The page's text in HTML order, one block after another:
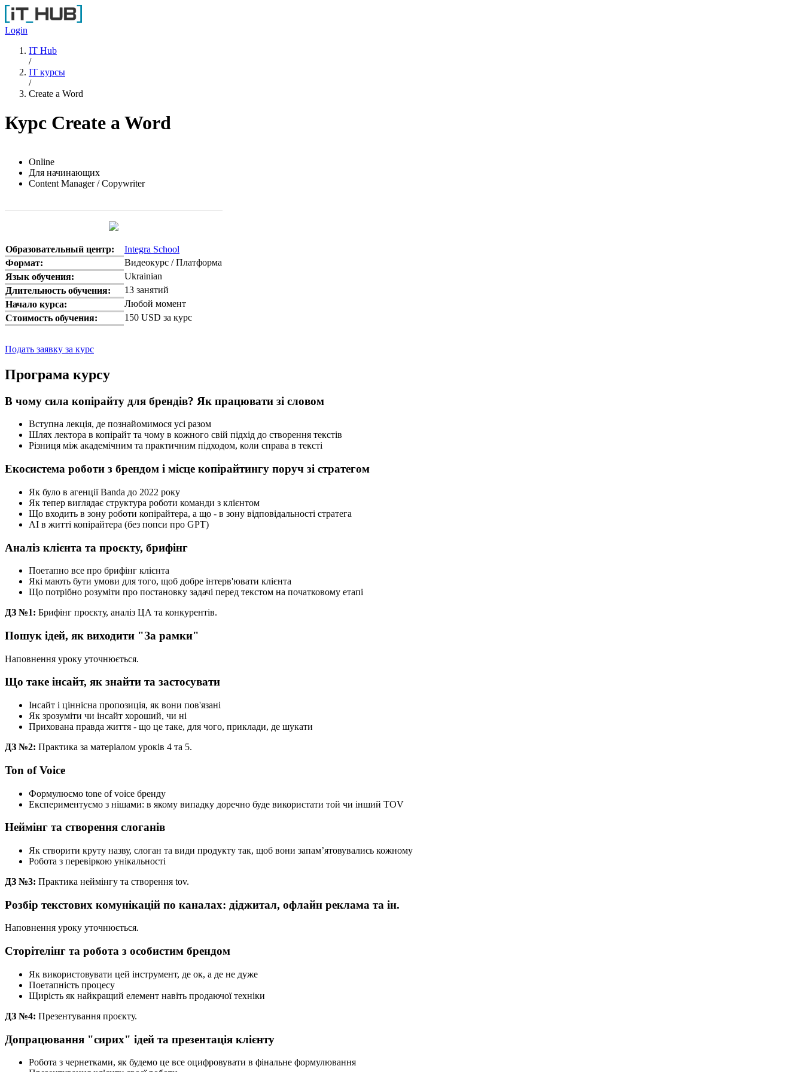
Перейти к основному содержанию
Login
IT Hub
/
IT курсы
/
Create a Word
Курс Create a Word
Online
Для начинающих
Content Manager / Copywriter
Образовательный центр:
Integra School
Формат:
Видеокурс / Платформа
Язык обучения:
Ukrainian
Длительность обучения:
13 занятий
Начало курса:
Любой момент
Стоимость обучения:
150 USD за курс
Подать заявку за курс
Програма курсу
В чому сила копірайту для брендів? Як працювати зі словом
Вступна лекція, де познайомимося усі разом
Шлях лектора в копірайт та чому в кожного свій підхід до створення текстів
Різниця між академічним та практичним підходом, коли справа в тексті
Екосистема роботи з брендом і місце копірайтингу поруч зі стратегом
Як було в агенції Banda до 2022 року
Як тепер виглядає структура роботи команди з клієнтом
Що входить в зону роботи копірайтера, а що - в зону відповідальності стратега
АІ в житті копірайтера (без попси про GPT)
Аналіз клієнта та проєкту, брифінг
Поетапно все про брифінг клієнта
Які мають бути умови для того, щоб добре інтерв'ювати клієнта
Що потрібно розуміти про постановку задачі перед текстом на початковому етапі
ДЗ №1: Брифінг проєкту, аналіз ЦА та конкурентів.
Пошук ідей, як виходити "За рамки"
Наповнення уроку уточнюється.
Що таке інсайт, як знайти та застосувати
Інсайт і ціннісна пропозиція, як вони пов'язані
Як зрозуміти чи інсайт хороший, чи ні
Прихована правда життя - що це таке, для чого, приклади, де шукати
ДЗ №2: Практика за матеріалом уроків 4 та 5.
Ton of Voice
Формулюємо tone of voice бренду
Експериментуємо з нішами: в якому випадку доречно буде використати той чи інший TOV
Неймінг та створення слоганів
Як створити круту назву, слоган та види продукту так, щоб вони запам’ятовувались кожному
Робота з перевіркою унікальності
ДЗ №3: Практика неймінгу та створення tov.
Розбір текстових комунікацій по каналах: діджитал, офлайн реклама та ін.
Наповнення уроку уточнюється.
Сторітелінг та робота з особистим брендом
Як використовувати цей інструмент, де ок, а де не дуже
Поетапність процесу
Щирість як найкращий елемент навіть продаючої техніки
ДЗ №4: Презентування проєкту.
Допрацювання "сирих" ідей та презентація клієнту
Робота з чернетками, як будемо це все оцифровувати в фінальне формулювання